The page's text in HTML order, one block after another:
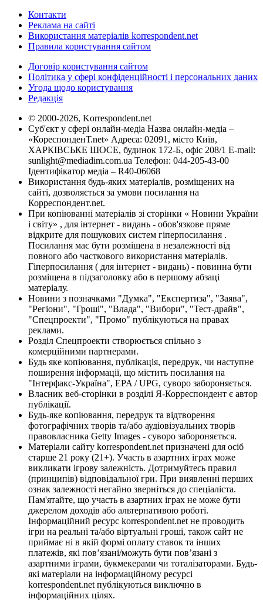
Контакти
Реклама на сайті
Використання матеріалів korrespondent.net
Правила користування сайтом
Договір користування сайтом
Політика у сфері конфіденційності і персональних даних
Угода щодо користування
Редакція
© 2000-2026, Korrespondent.net
Суб'єкт у сфері онлайн-медіа Назва онлайн-медіа –
«КореспонденТ.net» Адреса: 02091, місто Київ,
ХАРКІВСЬКЕ ШОСЕ, будинок 172-Б, офіс 208/1 E-mail:
sunlight@mediadim.com.ua Телефон: 044-205-43-00
Ідентифікатор медіа – R40-06068
Використання будь-яких матеріалів, розміщених на
сайті, дозволяється за умови посилання на
Корреспондент.net.
При копіюванні матеріалів зі сторінки « Новини України
і світу» , для інтернет - видань - обов'язкове пряме
відкрите для пошукових систем гіперпосилання .
Посилання має бути розміщена в незалежності від
повного або часткового використання матеріалів.
Гіперпосилання ( для інтернет - видань) - повинна бути
розміщена в підзаголовку або в першому абзаці
матеріалу.
Новини з позначками "Думка", "Експертиза", "Заява",
"Регіони", "Гроші", "Влада", "Вибори", "Тест-драйв",
"Спецпроекти", "Промо" публікуються на правах
реклами.
Розділ Спецпроекти створюється спільно з
комерційними партнерами.
Будь яке копіювання, публікація, передрук, чи наступне
поширення інформації, що містить посилання на
"Інтерфакс-Україна", EPA / UPG, суворо забороняється.
Власник веб-сторінки в розділі Я-Корреспондент є автор
публікації.
Будь-яке копіювання, передрук та відтворення
фотографічних творів та/або аудіовізуальних творів
правовласника Getty Images - суворо забороняється.
Матеріали сайту korrespondent.net призначені для осіб
старше 21 року (21+). Участь в азартних іграх може
викликати ігрову залежність. Дотримуйтесь правил
(принципів) відповідальної гри. При виявленні перших
ознак залежності негайно зверніться до спеціаліста.
Пам'ятайте, що участь в азартних іграх не може бути
джерелом доходів або альтернативою роботі.
Інформаційний ресурс korrespondent.net не проводить
ігри на реальні та/або віртуальні гроші, також сайт не
приймає ні в якій формі оплату ставок та інших
платежів, які пов’язані/можуть бути пов’язані з
азартними іграми, букмекерами чи тоталізаторами. Будь-
які матеріали на інформаційному ресурсі
korrespondent.net публікуються виключно в
інформаційних цілях.